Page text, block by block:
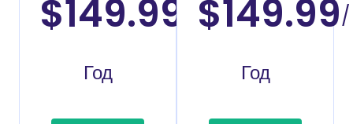
$149.99
Год
$149.99/
Год